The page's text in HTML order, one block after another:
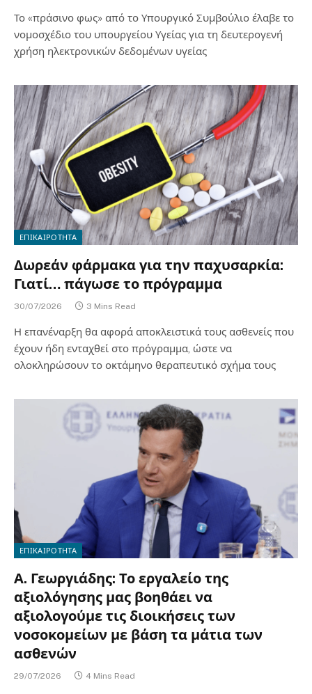
Το «πράσινο φως» από το Υπουργικό Συμβούλιο έλαβε το
νομοσχέδιο του υπουργείου Υγείας για τη δευτερογενή
χρήση ηλεκτρονικών δεδομένων υγείας
ΕΠΙΚΑΙΡΟΤΗΤΑ
Δωρεάν φάρμακα για την παχυσαρκία:
Γιατί… πάγωσε το πρόγραμμα
30/07/2026 3 Mins Read
Η επανέναρξη θα αφορά αποκλειστικά τους ασθενείς που
έχουν ήδη ενταχθεί στο πρόγραμμα, ώστε να
ολοκληρώσουν το οκτάμηνο θεραπευτικό σχήμα τους
ΕΠΙΚΑΙΡΟΤΗΤΑ
Α. Γεωργιάδης: Το εργαλείο της
αξιολόγησης μας βοηθάει να
αξιολογούμε τις διοικήσεις των
νοσοκομείων με βάση τα μάτια των
ασθενών
29/07/2026 4 Mins Read